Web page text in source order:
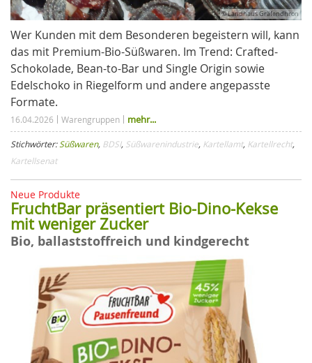
© Landhaus Gräfendhron
Wer Kunden mit dem Besonderen begeistern will, kann
das mit Premium-Bio-Süßwaren. Im Trend: Crafted-
Schokolade, Bean-to-Bar und Single Origin sowie
Edelschoko in Riegelform und andere angepasste
Formate.
16.04.2026 Warengruppen mehr...
Stichwörter:Süßwaren, BDSI, Süßwarenindustrie, Kartellamt, Kartellrecht,
Kartellsenat
Neue Produkte
FruchtBar präsentiert Bio-Dino-Kekse
mit weniger Zucker
Bio, ballaststoffreich und kindgerecht